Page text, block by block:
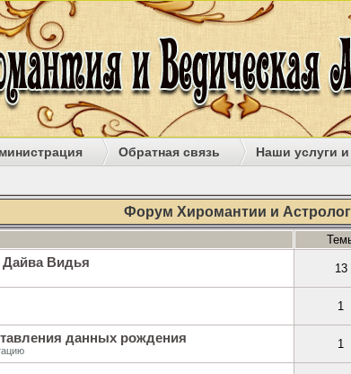
Обратная связь Наши услуги
Форум Хиромантии и
Видья 13
1
данных рождения 1